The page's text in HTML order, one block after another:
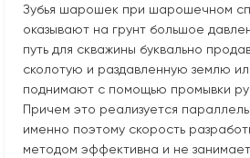
Зубья шарошек при шарошечном
оказывают на грунт большое
путь для скважины буквально
сколотую и раздавленную землю
поднимают с помощью промывки
Причем это реализуется
именно поэтому скорость
методом эффективна и не